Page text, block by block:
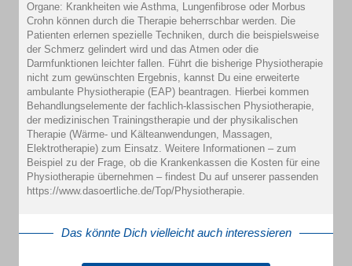
Organe: Krankheiten wie Asthma, Lungenfibrose oder Morbus
Crohn können durch die Therapie beherrschbar werden. Die
Patienten erlernen spezielle Techniken, durch die beispielsweise
der Schmerz gelindert wird und das Atmen oder die
Darmfunktionen leichter fallen. Führt die bisherige Physiotherapie
nicht zum gewünschten Ergebnis, kannst Du eine erweiterte
ambulante Physiotherapie (EAP) beantragen. Hierbei kommen
Behandlungselemente der fachlich-klassischen Physiotherapie,
der medizinischen Trainingstherapie und der physikalischen
Therapie (Wärme- und Kälteanwendungen, Massagen,
Elektrotherapie) zum Einsatz. Weitere Informationen – zum
Beispiel zu der Frage, ob die Krankenkassen die Kosten für eine
Physiotherapie übernehmen – findest Du auf unserer passenden
https://www.dasoertliche.de/Top/Physiotherapie.
Das könnte Dich vielleicht auch interessieren